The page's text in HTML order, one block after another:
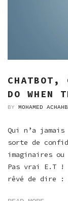
CHATBOT,
DO WHEN
BY MOHAMED
Qui n’a
sorte de
imaginaires
Pas vrai E.T !
rêvé de dire :